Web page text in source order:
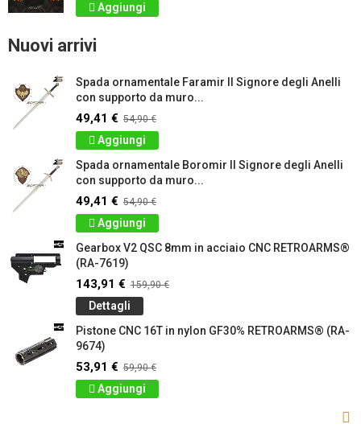
Aggiungi
Nuovi arrivi
Spada ornamentale Faramir Il Signore degli Anelli
con supporto da muro...
49,41 € 54,90 €
Aggiungi
Spada ornamentale Boromir Il Signore degli Anelli
con supporto da muro...
49,41 € 54,90 €
Aggiungi
Gearbox V2 QSC 8mm in acciaio CNC RETROARMS®
(RA-7619)
143,91 € 159,90 €
Dettagli
Pistone CNC 16T in nylon GF30% RETROARMS® (RA-
9674)
53,91 € 59,90 €
Aggiungi